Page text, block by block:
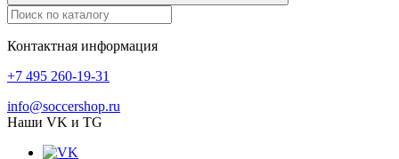
Контактная информация
+7 495 260-19-31
info@soccershop.ru
Наши VK и TG